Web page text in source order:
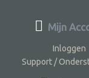
Mijn
Inloggen
Support /